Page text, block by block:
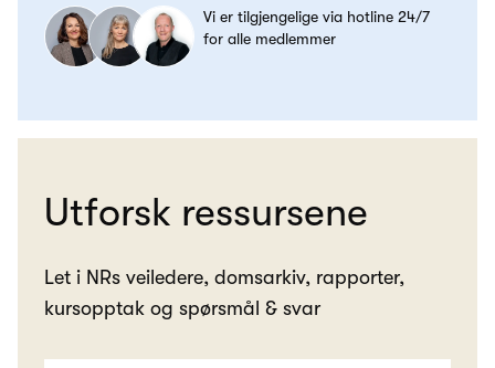
Vi er tilgjengelige via hotline 24/7
for alle medlemmer
Utforsk ressursene
Let i NRs veiledere, domsarkiv, rapporter,
kursopptak og spørsmål & svar